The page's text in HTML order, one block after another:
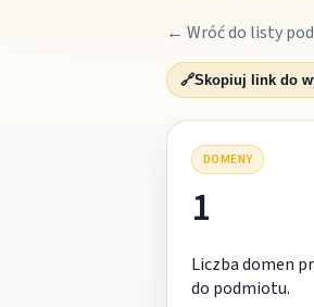
← Wróć do listy
🔗Skopiuj link do
DOMENY
1
Liczba domen
do podmiotu.